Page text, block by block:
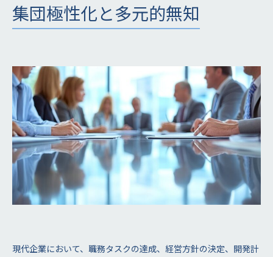
集団極性化と多元的無知
現代企業において、職務タスクの達成、経営方針の決定、開発計